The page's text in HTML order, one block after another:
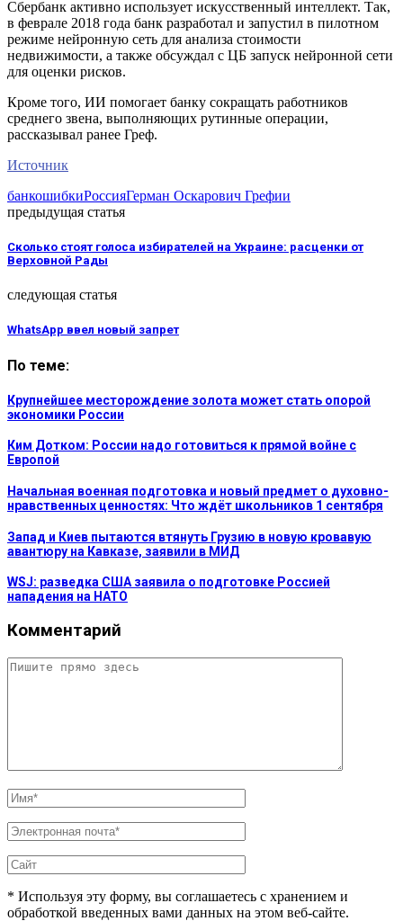
Сбербанк активно использует искусственный интеллект. Так,
в феврале 2018 года банк разработал и запустил в пилотном
режиме нейронную сеть для анализа стоимости
недвижимости, а также обсуждал с ЦБ запуск нейронной сети
для оценки рисков.
Кроме того, ИИ помогает банку сокращать работников
среднего звена, выполняющих рутинные операции,
рассказывал ранее Греф.
Источник
банкошибкиРоссияГерман Оскарович Грефии
предыдущая статья
Сколько стоят голоса избирателей на Украине: расценки от
Верховной Рады
следующая статья
WhatsApp ввел новый запрет
По теме:
Крупнейшее месторождение золота может стать опорой
экономики России
Ким Дотком: России надо готовиться к прямой войне с
Европой
Начальная военная подготовка и новый предмет о духовно-
нравственных ценностях: Что ждёт школьников 1 сентября
Запад и Киев пытаются втянуть Грузию в новую кровавую
авантюру на Кавказе, заявили в МИД
WSJ: разведка США заявила о подготовке Россией
нападения на НАТО
Комментарий
* Используя эту форму, вы соглашаетесь с хранением и
обработкой введенных вами данных на этом веб-сайте.